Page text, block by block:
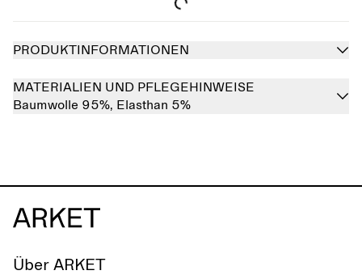
PRODUKTINFORMATIONEN
MATERIALIEN UND PFLEGEHINWEISE
Baumwolle 95%, Elasthan 5%
Über ARKET